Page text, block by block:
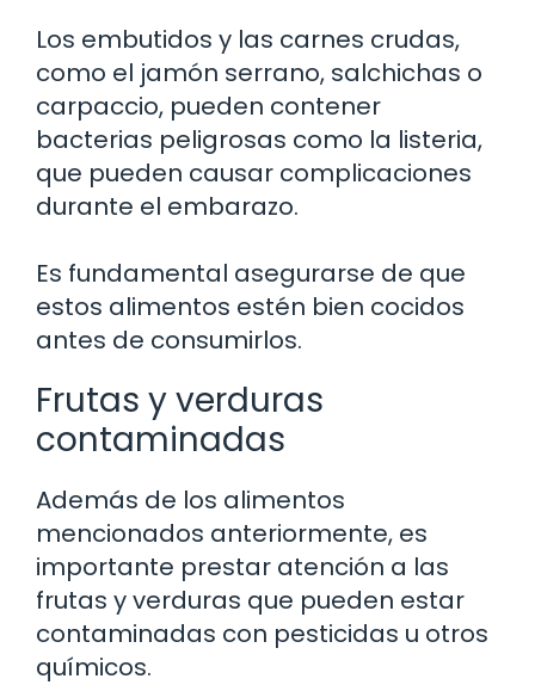
Los embutidos y las carnes crudas,
como el jamón serrano, salchichas o
carpaccio, pueden contener
bacterias peligrosas como la listeria,
que pueden causar complicaciones
durante el embarazo.
Es fundamental asegurarse de que
estos alimentos estén bien cocidos
antes de consumirlos.
Frutas y verduras
contaminadas
Además de los alimentos
mencionados anteriormente, es
importante prestar atención a las
frutas y verduras que pueden estar
contaminadas con pesticidas u otros
químicos.